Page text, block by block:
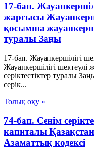
17-бап.
жарғысы
қосымша
туралы Заңы
17-бап. Жауапкершілігі
Жауапкершілігі шектеулі
серіктестіктер туралы
серік...
Толық оқу »
74-бап. Сенiм
капиталы
Азаматтық кодексi